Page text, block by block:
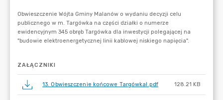
ZAŁĄCZNIKI
13. Obwieszczenie końcowe TargówkaI.pdf 128.21 KB